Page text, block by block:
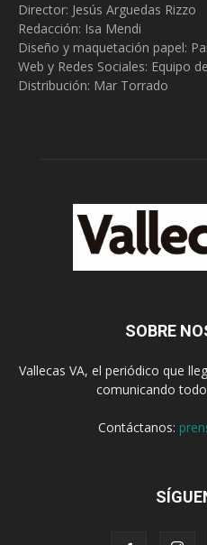
Director: Jesús Arguedas Rizzo
Redacción: Isa Mendi
Diseño y maquetación papel:
Web y Redes Sociales: Equipo
Distribución: Mar Torrado
SOBRE
Vallecas VA, el periódico que
comunicando
Contáctanos: